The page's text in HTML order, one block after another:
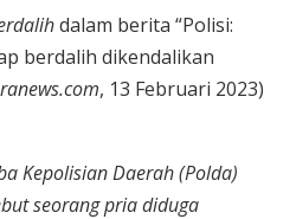
dalam berita “Polisi:
berdalih dikendalikan
, 13 Februari 2023)
Kepolisian Daerah (Polda)
seorang pria diduga